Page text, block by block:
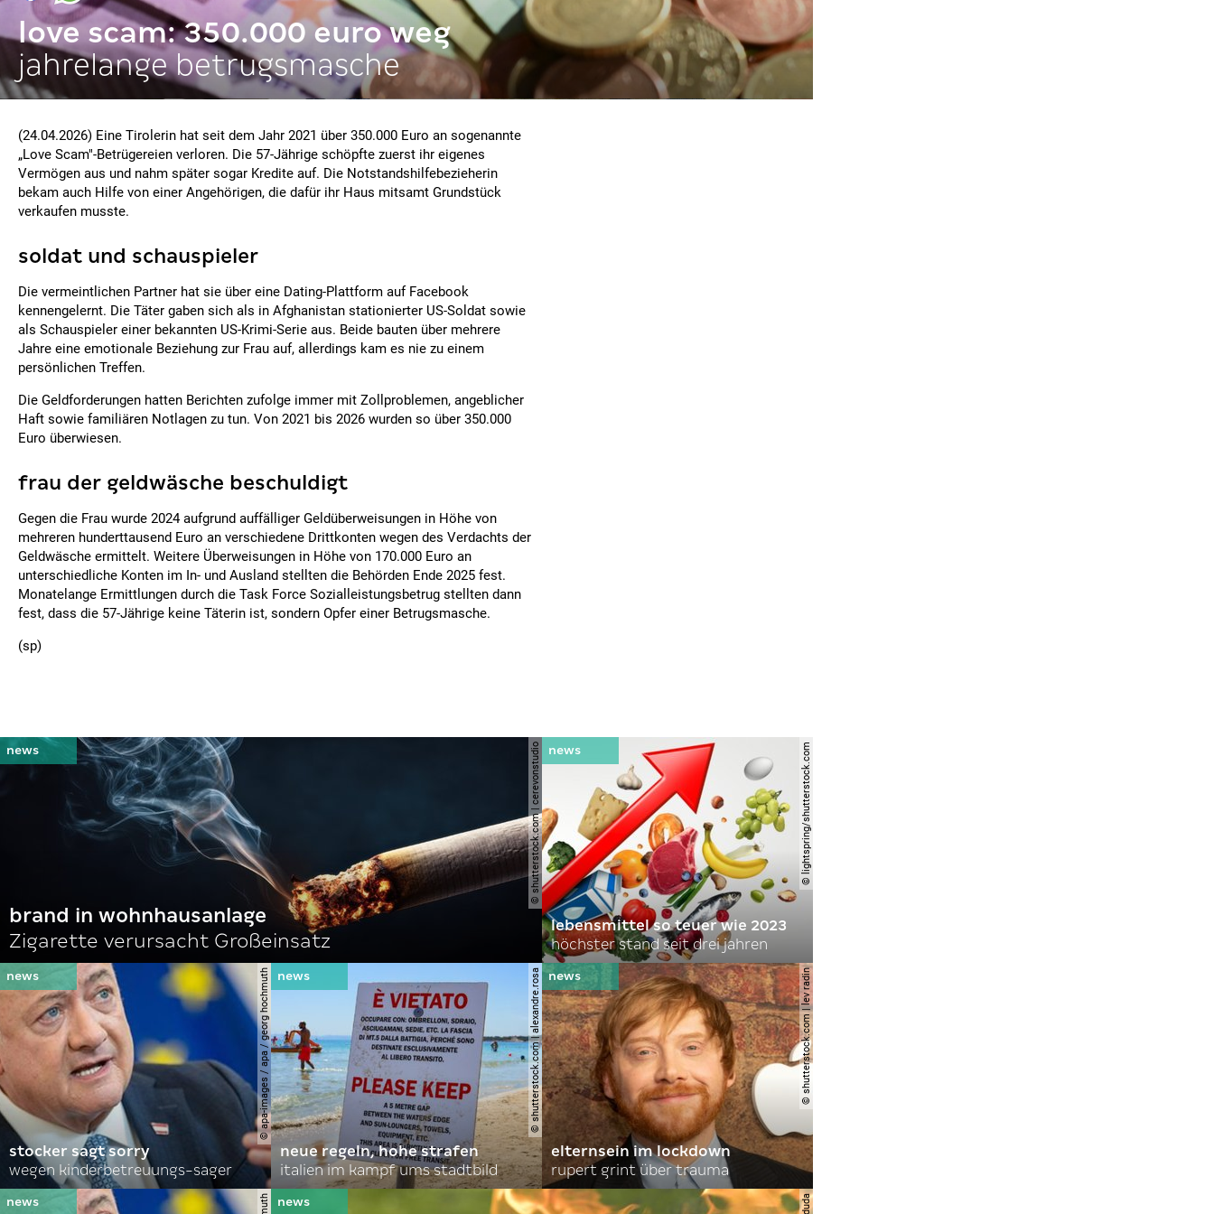
love scam: 350.000 euro weg
jahrelange betrugsmasche
(24.04.2026) Eine Tirolerin hat seit dem Jahr 2021 über 350.000 Euro an sogenannte
„Love Scam"-Betrügereien verloren. Die 57-Jährige schöpfte zuerst ihr eigenes
Vermögen aus und nahm später sogar Kredite auf. Die Notstandshilfebezieherin
bekam auch Hilfe von einer Angehörigen, die dafür ihr Haus mitsamt Grundstück
verkaufen musste.
soldat und schauspieler
Die vermeintlichen Partner hat sie über eine Dating-Plattform auf Facebook
kennengelernt. Die Täter gaben sich als in Afghanistan stationierter US-Soldat sowie
als Schauspieler einer bekannten US-Krimi-Serie aus. Beide bauten über mehrere
Jahre eine emotionale Beziehung zur Frau auf, allerdings kam es nie zu einem
persönlichen Treffen.
Die Geldforderungen hatten Berichten zufolge immer mit Zollproblemen, angeblicher
Haft sowie familiären Notlagen zu tun. Von 2021 bis 2026 wurden so über 350.000
Euro überwiesen.
frau der geldwäsche beschuldigt
Gegen die Frau wurde 2024 aufgrund auffälliger Geldüberweisungen in Höhe von
mehreren hunderttausend Euro an verschiedene Drittkonten wegen des Verdachts der
Geldwäsche ermittelt. Weitere Überweisungen in Höhe von 170.000 Euro an
unterschiedliche Konten im In- und Ausland stellten die Behörden Ende 2025 fest.
Monatelange Ermittlungen durch die Task Force Sozialleistungsbetrug stellten dann
fest, dass die 57-Jährige keine Täterin ist, sondern Opfer einer Betrugsmasche.
(sp)
© shutterstock.com | cerevonstudio
brand in wohnhausanlage
Zigarette verursacht Großeinsatz
© lightspring/shutterstock.com
lebensmittel so teuer wie 2023
höchster stand seit drei jahren
© apa-images / apa / georg hochmuth
stocker sagt sorry
wegen kinderbetreuungs-sager
© shutterstock.com | alexandre.rosa
neue regeln, hohe strafen
italien im kampf ums stadtbild
© shutterstock.com | lev radin
elternsein im lockdown
rupert grint über trauma